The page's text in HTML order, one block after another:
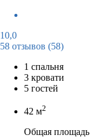
10,0
58 отзывов (58)
1 спальня
3 кровати
5 гостей
42 м2
Общая площадь